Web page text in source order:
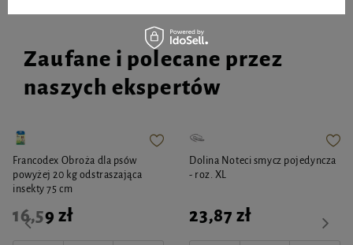
Zaufane i polecane przez
naszych ekspertów
Francodex Obroża dla psów
powyżej 20 kg odstraszająca
insekty 75 cm
16,59 zł
Dolina Noteci smycz pojedyncza
- roz. XL
23,87 zł